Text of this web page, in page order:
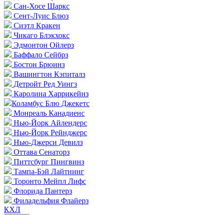
Сан-Хосе Шаркс
Сент-Луис Блюз
Сиэтл Кракен
Чикаго Блэкхокс
Эдмонтон Ойлерз
Баффало Сейбрз
Бостон Брюинз
Вашингтон Кэпиталз
Детройт Ред Уингз
Каролина Харрикейнз
Коламбус Блю Джекетс
Монреаль Канадиенс
Нью-Йорк Айлендерс
Нью-Йорк Рейнджерс
Нью-Джерси Девилз
Оттава Сенаторз
Питтсбург Пингвинз
Тампа-Бэй Лайтнинг
Торонто Мейпл Лифс
Флорида Пантерз
Филадельфия Флайерз
КХЛ